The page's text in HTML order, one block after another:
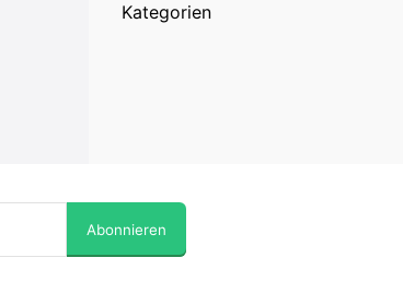
Kategorien
Abonnieren